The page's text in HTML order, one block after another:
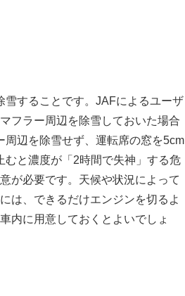
することです。JAFによるユーザ
フラー周辺を除雪しておいた場合
辺を除雪せず、運転席の窓を5cm
と濃度が「2時間で失神」する危
が必要です。天候や状況によって
は、できるだけエンジンを切るよ
内に用意しておくとよいでしょ